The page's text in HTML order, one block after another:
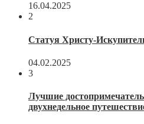
16.04.2025
2
Статуя Христу-
04.02.2025
3
Лучшие
двухнедельное